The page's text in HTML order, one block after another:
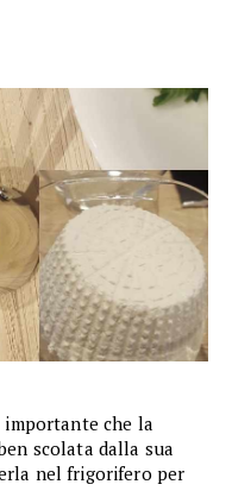
importante che la
scolata dalla sua
nel frigorifero per